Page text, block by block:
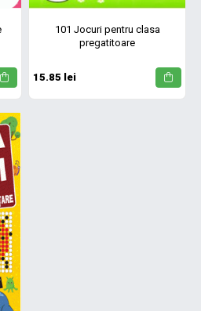
101 Jocuri pentru clasa
pregatitoare
15.85 lei